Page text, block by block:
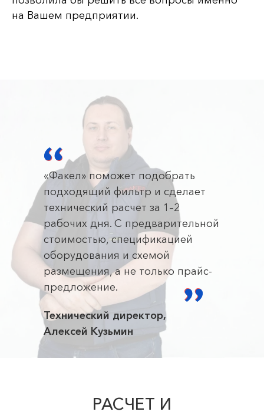
на Вашем предприятии.
«Факел» поможет подобрать
подходящий фильтр и сделает
технический расчет за 1–2
рабочих дня. С предварительной
стоимостью, спецификацией
оборудования и схемой
размещения, а не только прайс-
предложение.
Технический директор,
Алексей Кузьмин
РАСЧЕТ И